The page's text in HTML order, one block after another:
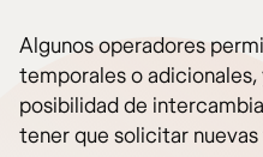
Algunos operadores
temporales o
posibilidad de
tener que solicitar